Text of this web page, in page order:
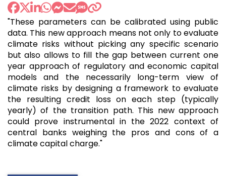
"These parameters can be calibrated using public
data. This new approach means not only to evaluate
climate risks without picking any specific scenario
but also allows to fill the gap between current one
year approach of regulatory and economic capital
models and the necessarily long-term view of
climate risks by designing a framework to evaluate
the resulting credit loss on each step (typically
yearly) of the transition path. This new approach
could prove instrumental in the 2022 context of
central banks weighing the pros and cons of a
climate capital charge."